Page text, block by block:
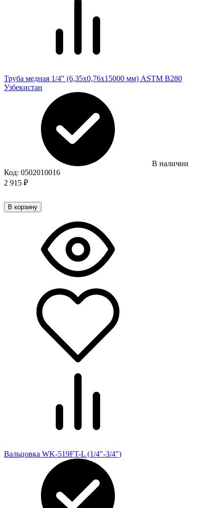
Труба медная 1/4" (6,35х0,76х15000 мм) ASTM B280
Узбекистан
В наличии
Код: 0502010016
2 915 ₽
В корзину
Вальцовка WK-519FT-L (1/4"-3/4")